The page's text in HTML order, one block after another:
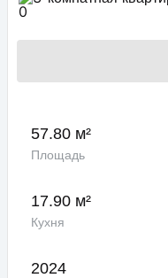
57.80 м²
Площадь
17.90 м²
Кухня
2024